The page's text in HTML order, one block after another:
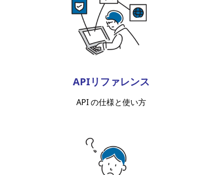
APIリファレンス
API の仕様と使い方